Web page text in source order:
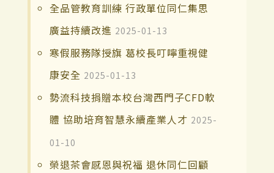
全品管教育訓練 行政單位同仁集思
廣益持續改進 2025-01-13
寒假服務隊授旗 葛校長叮嚀重視健
康安全 2025-01-13
勢流科技捐贈本校台灣西門子CFD軟
體 協助培育智慧永續產業人才 2025-
01-10
榮退茶會感恩與祝福 退休同仁回顧